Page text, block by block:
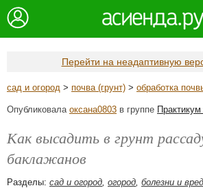
Перейти на неадаптивную
сад и огород > почва (грунт) > обработка
Опубликовала оксана0803 в группе
Как высадить в грунт
баклажанов
Разделы: сад и огород, огород, болезни и